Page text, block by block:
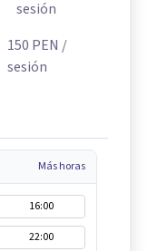
sesión
150 PEN /
sesión
Más horas
16:00
22:00